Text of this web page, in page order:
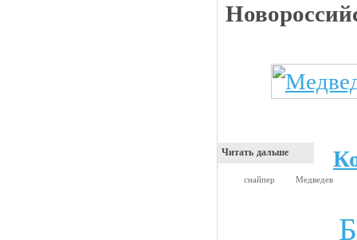
Читать дальше
снайпер Медведев